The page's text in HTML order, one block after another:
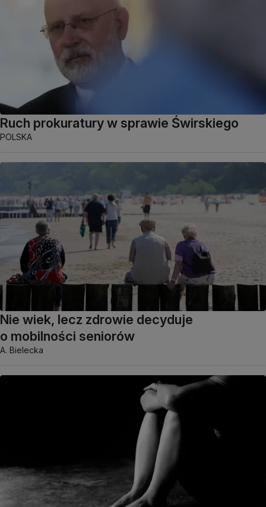
Ruch prokuratury w sprawie Świrskiego
POLSKA
Nie wiek, lecz zdrowie decyduje
o mobilności seniorów
A. Bielecka